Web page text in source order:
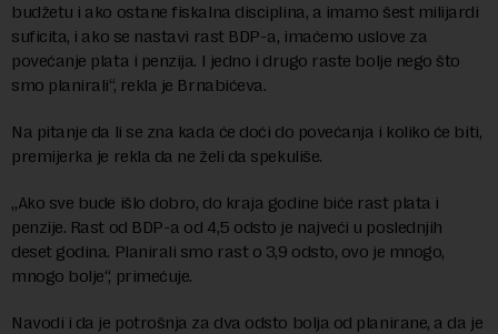
budžetu i ako ostane fiskalna disciplina, a imamo šest milijardi
suficita, i ako se nastavi rast BDP-a, imaćemo uslove za
povećanje plata i penzija. I jedno i drugo raste bolje nego što
smo planirali“, rekla je Brnabićeva.
Na pitanje da li se zna kada će doći do povećanja i koliko će biti,
premijerka je rekla da ne želi da spekuliše.
„Ako sve bude išlo dobro, do kraja godine biće rast plata i
penzije. Rast od BDP-a od 4,5 odsto je najveći u poslednjih
deset godina. Planirali smo rast o 3,9 odsto, ovo je mnogo,
mnogo bolje“, primećuje.
Navodi i da je potrošnja za dva odsto bolja od planirane, a da je